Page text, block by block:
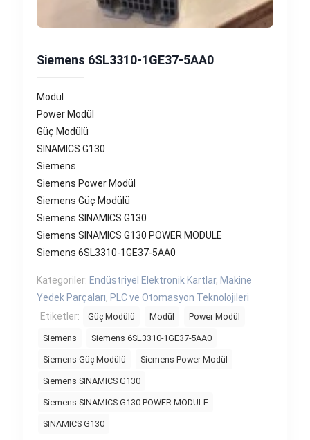
Siemens 6SL3310-1GE37-5AA0
Modül
Power Modül
Güç Modülü
SINAMICS G130
Siemens
Siemens Power Modül
Siemens Güç Modülü
Siemens SINAMICS G130
Siemens SINAMICS G130 POWER MODULE
Siemens 6SL3310-1GE37-5AA0
Kategoriler: Endüstriyel Elektronik Kartlar, Makine
Yedek Parçaları, PLC ve Otomasyon Teknolojileri
Etiketler:
Güç Modülü Modül Power Modül
Siemens Siemens 6SL3310-1GE37-5AA0
Siemens Güç Modülü Siemens Power Modül
Siemens SINAMICS G130
Siemens SINAMICS G130 POWER MODULE
SINAMICS G130